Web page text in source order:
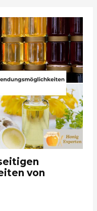
von